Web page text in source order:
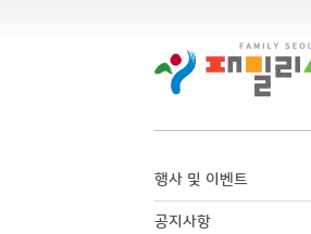
행사 및 이벤트
공지사항